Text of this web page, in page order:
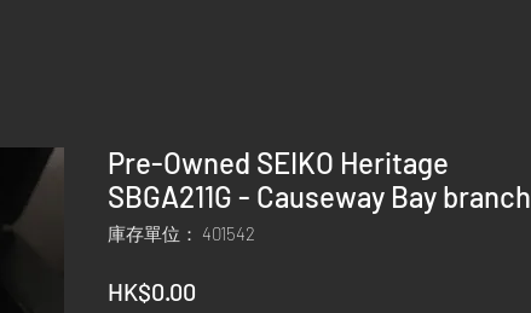
Pre-Owned SEIKO Heritage
SBGA211G - Causeway Bay branch
庫存單位： 401542
HK$0.00